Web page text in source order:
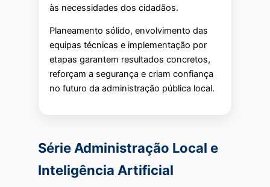
às necessidades dos cidadãos.
Planeamento sólido, envolvimento das
equipas técnicas e implementação por
etapas garantem resultados concretos,
reforçam a segurança e criam confiança
no futuro da administração pública local.
Série Administração Local e
Inteligência Artificial